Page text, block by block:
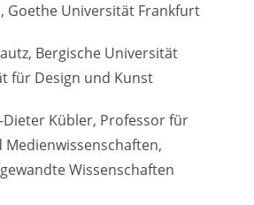
Goethe Universität Frankfurt
Bergische Universität
für Design und Kunst
Dieter Kübler, Professor für
Medienwissenschaften,
Wissenschaften